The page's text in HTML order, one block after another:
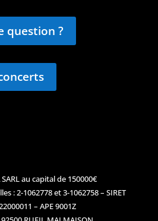
question ?
au capital de 150000€
: 2-1062778 et 3-1062758 – SIRET
– APE 9001Z